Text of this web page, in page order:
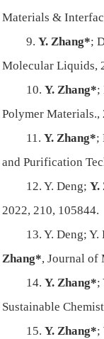
Materials &
9.Y. Zhang*;
Molecular Liquids,
10.Y. Zhang*;
Polymer Materials.,
11.Y. Zhang*;
and Purification
12. Y. Deng;Y.
2022, 210, 105844.
13. Y. Deng;
Zhang*,Journal of
14.Y. Zhang*;
Sustainable
15.Y. Zhang*;